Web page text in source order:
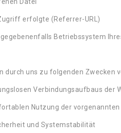
erfolgte (Referrer-URL)
Betriebssystem
durch uns zu folgenden Zwecken
Verbindungsaufbaus der
Nutzung der vorgenannten
und Systemstabilität